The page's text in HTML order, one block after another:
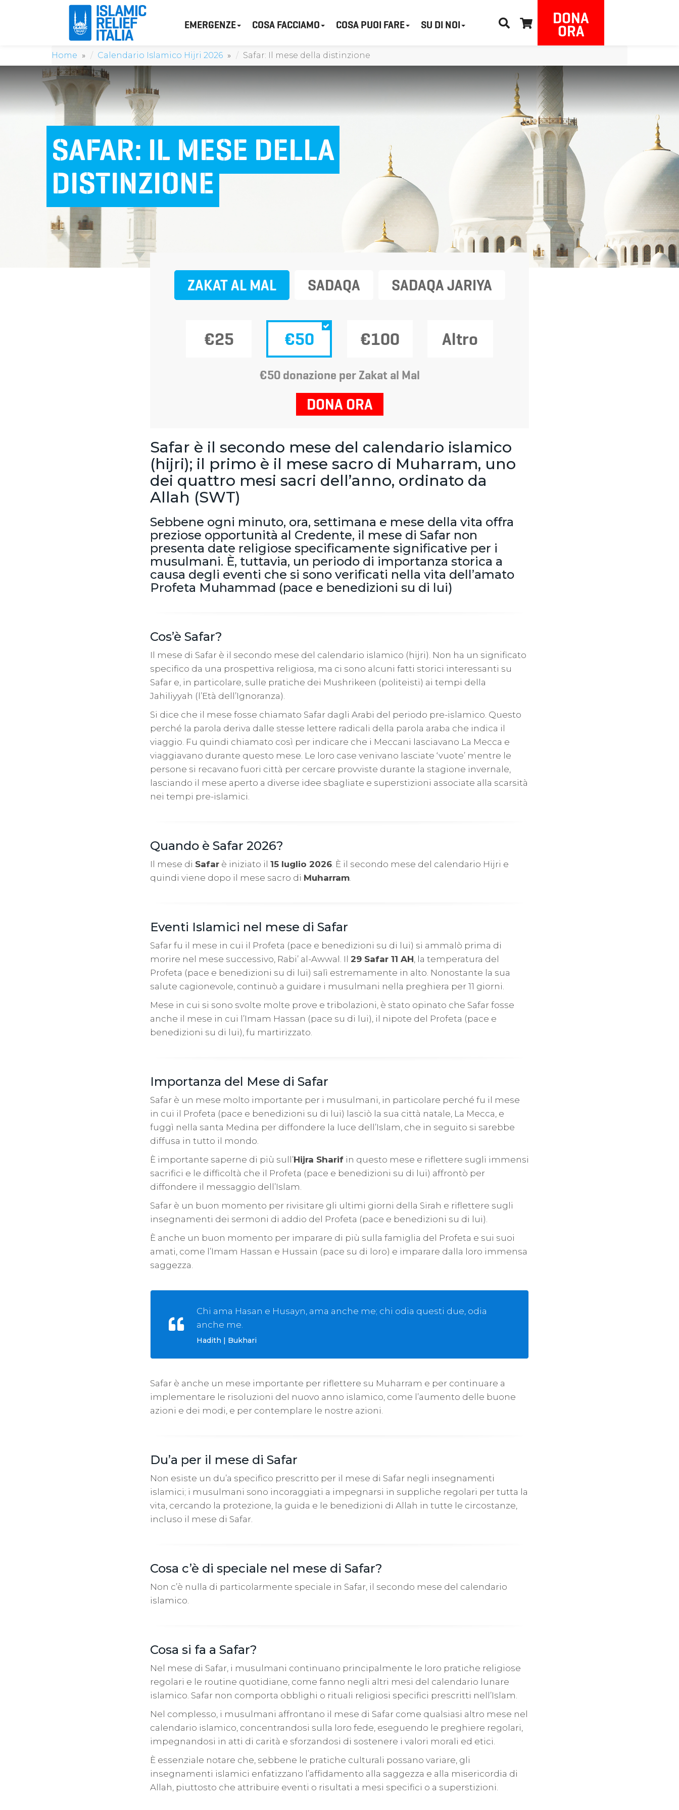
EMERGENZE COSA FACCIAMO COSA PUOI FARE SU DI NOI DONA
ORA
Home Calendario Islamico Hijri 2026 Safar: Il mese della distinzione
SAFAR: IL MESE DELLA
DISTINZIONE
ZAKAT AL MAL SADAQA SADAQA JARIYA
€25 €50 €100 Altro
€50 donazione per Zakat al Mal
DONA ORA
Safar è il secondo mese del calendario islamico
(hijri); il primo è il mese sacro di Muharram, uno
dei quattro mesi sacri dell’anno, ordinato da
Allah (SWT)
Sebbene ogni minuto, ora, settimana e mese della vita offra
preziose opportunità al Credente, il mese di Safar non
presenta date religiose specificamente significative per i
musulmani. È, tuttavia, un periodo di importanza storica a
causa degli eventi che si sono verificati nella vita dell’amato
Profeta Muhammad (pace e benedizioni su di lui)
Cos’è Safar?
Il mese di Safar è il secondo mese del calendario islamico (hijri). Non ha un significato
specifico da una prospettiva religiosa, ma ci sono alcuni fatti storici interessanti su
Safar e, in particolare, sulle pratiche dei Mushrikeen (politeisti) ai tempi della
Jahiliyyah (l’Età dell’Ignoranza).
Si dice che il mese fosse chiamato Safar dagli Arabi del periodo pre-islamico. Questo
perché la parola deriva dalle stesse lettere radicali della parola araba che indica il
viaggio. Fu quindi chiamato così per indicare che i Meccani lasciavano La Mecca e
viaggiavano durante questo mese. Le loro case venivano lasciate ‘vuote’ mentre le
persone si recavano fuori città per cercare provviste durante la stagione invernale,
lasciando il mese aperto a diverse idee sbagliate e superstizioni associate alla scarsità
nei tempi pre-islamici.
Quando è Safar 2026?
Il mese di Safar è iniziato il 15 luglio 2026 . È il secondo mese del calendario Hijri e
quindi viene dopo il mese sacro di Muharram
Eventi Islamici nel mese di Safar
Safar fu il mese in cui il Profeta (pace e benedizioni su di lui) si ammalò prima di
morire nel mese successivo, Rabi’ al-Awwal. Il 29 Safar 11 AH , la temperatura del
Profeta (pace e benedizioni su di lui) salì estremamente in alto. Nonostante la sua
salute cagionevole, continuò a guidare i musulmani nella preghiera per 11 giorni.
Mese in cui si sono svolte molte prove e tribolazioni, è stato opinato che Safar fosse
anche il mese in cui l’Imam Hassan (pace su di lui), il nipote del Profeta (pace e
benedizioni su di lui), fu martirizzato.
Importanza del Mese di Safar
Safar è un mese molto importante per i musulmani, in particolare perché fu il mese
in cui il Profeta (pace e benedizioni su di lui) lasciò la sua città natale, La Mecca, e
fuggì nella santa Medina per diffondere la luce dell’Islam, che in seguito si sarebbe
diffusa in tutto il mondo.
È importante saperne di più sull’Hijra Sharif in questo mese e riflettere sugli immensi
sacrifici e le difficoltà che il Profeta (pace e benedizioni su di lui) affrontò per
diffondere il messaggio dell’Islam.
Safar è un buon momento per rivisitare gli ultimi giorni della Sirah e riflettere sugli
insegnamenti dei sermoni di addio del Profeta (pace e benedizioni su di lui).
È anche un buon momento per imparare di più sulla famiglia del Profeta e sui suoi
amati, come l’Imam Hassan e Hussain (pace su di loro) e imparare dalla loro immensa
saggezza.
Chi ama Hasan e Husayn, ama anche me; chi odia questi due, odia
anche me.
Hadith | Bukhari
Safar è anche un mese importante per riflettere su Muharram e per continuare a
implementare le risoluzioni del nuovo anno islamico, come l’aumento delle buone
azioni e dei modi, e per contemplare le nostre azioni.
Du’a per il mese di Safar
Non esiste un du’a specifico prescritto per il mese di Safar negli insegnamenti
islamici; i musulmani sono incoraggiati a impegnarsi in suppliche regolari per tutta la
vita, cercando la protezione, la guida e le benedizioni di Allah in tutte le circostanze,
incluso il mese di Safar.
Cosa c’è di speciale nel mese di Safar?
Non c’è nulla di particolarmente speciale in Safar, il secondo mese del calendario
islamico.
Cosa si fa a Safar?
Nel mese di Safar, i musulmani continuano principalmente le loro pratiche religiose
regolari e le routine quotidiane, come fanno negli altri mesi del calendario lunare
islamico. Safar non comporta obblighi o rituali religiosi specifici prescritti nell’Islam.
Nel complesso, i musulmani affrontano il mese di Safar come qualsiasi altro mese nel
calendario islamico, concentrandosi sulla loro fede, eseguendo le preghiere regolari,
impegnandosi in atti di carità e sforzandosi di sostenere i valori morali ed etici.
È essenziale notare che, sebbene le pratiche culturali possano variare, gli
insegnamenti islamici enfatizzano l’affidamento alla saggezza e alla misericordia di
Allah, piuttosto che attribuire eventi o risultati a mesi specifici o a superstizioni.